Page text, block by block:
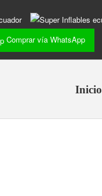
Comprar vía WhatsApp
Inicio